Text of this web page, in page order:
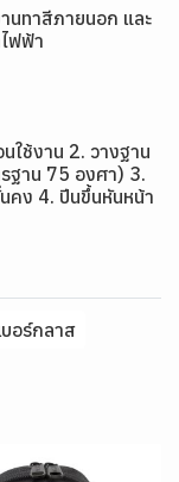
นทาสีภายนอก และ
ฟฟ้า
ใช้งาน 2. วางฐาน
ฐาน 75 องศา) 3.
คง 4. ปีนขึ้นหันหน้า
บอร์กลาส